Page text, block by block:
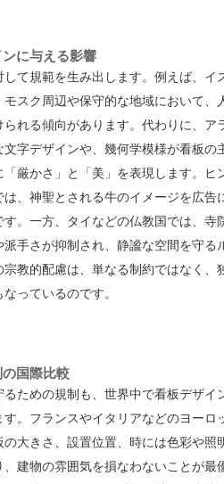
に与える影響
て規範を生み出します。例えば、イ
スク周辺や保守的な地域において、
れる傾向があります。代わりに、ア
字デザインや、幾何学模様が看板の
厳かさ」と「美」を表現します。ヒ
は、神聖とされる牛のイメージを広告
。一方、タイなどの仏教国では、寺
手さが抑制され、静謐な空間を守る
教的配慮は、単なる制約ではなく、
っているのです。
国際比較
ための規制も、世界中で看板デザイ
。フランスやイタリアなどのヨーロ
大きさ、設置位置、時には色彩や照
建物の雰囲気を損なわないことが最